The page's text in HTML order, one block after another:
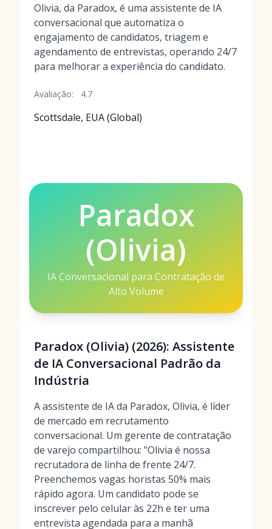
Olivia, da Paradox, é uma assistente de IA
conversacional que automatiza o
engajamento de candidatos, triagem e
agendamento de entrevistas, operando 24/7
para melhorar a experiência do candidato.
Avaliação: 4.7
Scottsdale, EUA (Global)
Paradox
(Olivia)
IA Conversacional para Contratação de
Alto Volume
Paradox (Olivia) (2026): Assistente
de IA Conversacional Padrão da
Indústria
A assistente de IA da Paradox, Olivia, é líder
de mercado em recrutamento
conversacional. Um gerente de contratação
de varejo compartilhou: "Olivia é nossa
recrutadora de linha de frente 24/7.
Preenchemos vagas horistas 50% mais
rápido agora. Um candidato pode se
inscrever pelo celular às 22h e ter uma
entrevista agendada para a manhã